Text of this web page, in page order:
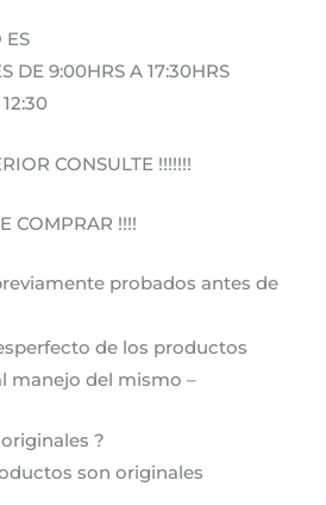
ES
DE 9:00HRS A 17:30HRS
CONSULTE !!!!!!!
COMPRAR !!!!
probados antes de
de los productos
manejo del mismo –
?
son originales